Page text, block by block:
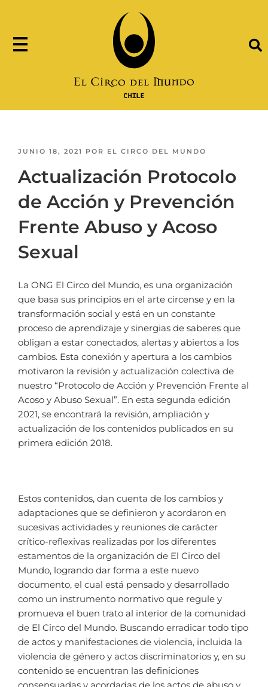
JUNIO 18, 2021 POR EL CIRCO DEL MUNDO
Actualización Protocolo
de Acción y Prevención
Frente Abuso y Acoso
Sexual
La ONG El Circo del Mundo, es una organización
que basa sus principios en el arte circense y en la
transformación social y está en un constante
proceso de aprendizaje y sinergias de saberes que
obligan a estar conectados, alertas y abiertos a los
cambios. Esta conexión y apertura a los cambios
motivaron la revisión y actualización colectiva de
nuestro “Protocolo de Acción y Prevención Frente al
Acoso y Abuso Sexual”. En esta segunda edición
2021, se encontrará la revisión, ampliación y
actualización de los contenidos publicados en su
primera edición 2018.
Estos contenidos, dan cuenta de los cambios y
adaptaciones que se definieron y acordaron en
sucesivas actividades y reuniones de carácter
crítico-reflexivas realizadas por los diferentes
estamentos de la organización de El Circo del
Mundo, logrando dar forma a este nuevo
documento, el cual está pensado y desarrollado
como un instrumento normativo que regule y
promueva el buen trato al interior de la comunidad
de El Circo del Mundo. Buscando erradicar todo tipo
de actos y manifestaciones de violencia, incluida la
violencia de género y actos discriminatorios y, en su
contenido se encuentran las definiciones